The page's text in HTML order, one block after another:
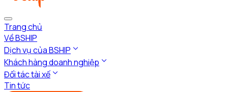
Trang chủ
Về BSHIP
Dịch vụ của BSHIP
Khách hàng doanh nghiệp
Đối tác tài xế
Tin tức